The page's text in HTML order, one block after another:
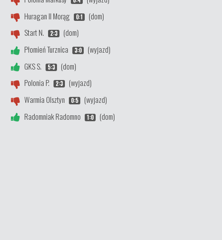
Huragan II Morąg
0:1
(dom)
Start N.
2:3
(dom)
Płomień Turznica
3:0
(wyjazd)
GKS S.
5:3
(dom)
Polonia P.
2:3
(wyjazd)
Warmia Olsztyn
0:5
(wyjazd)
Radomniak Radomno
1:0 (dom)